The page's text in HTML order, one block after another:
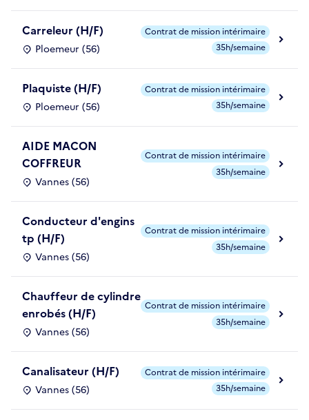
Carreleur (H/F)
Ploemeur (56)
Contrat de mission intérimaire
35h/semaine
Plaquiste (H/F)
Ploemeur (56)
Contrat de mission intérimaire
35h/semaine
AIDE MACON
COFFREUR
Vannes (56)
Contrat de mission intérimaire
35h/semaine
Conducteur d'engins
tp (H/F)
Vannes (56)
Contrat de mission intérimaire
35h/semaine
Chauffeur de cylindre
enrobés (H/F)
Vannes (56)
Contrat de mission intérimaire
35h/semaine
Canalisateur (H/F)
Vannes (56)
Contrat de mission intérimaire
35h/semaine